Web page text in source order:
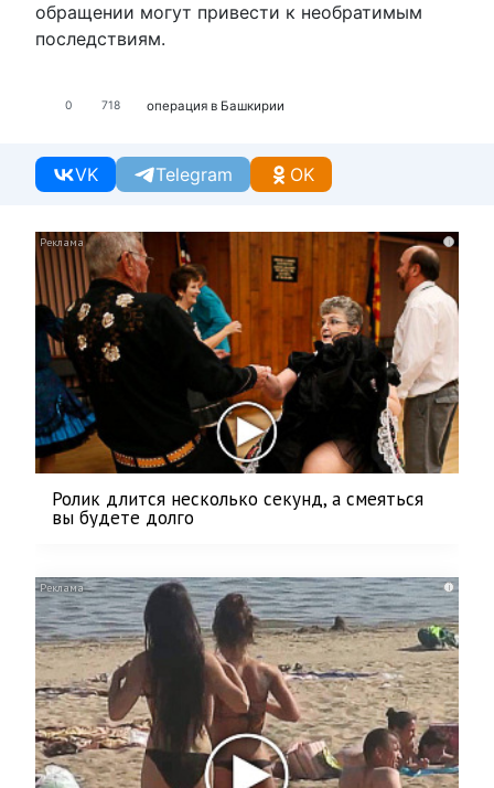
обращении могут привести к необратимым
последствиям.
0 718 операция в Башкирии
VK Telegram OK
i
Ролик длится несколько секунд, а смеяться
вы будете долго
i